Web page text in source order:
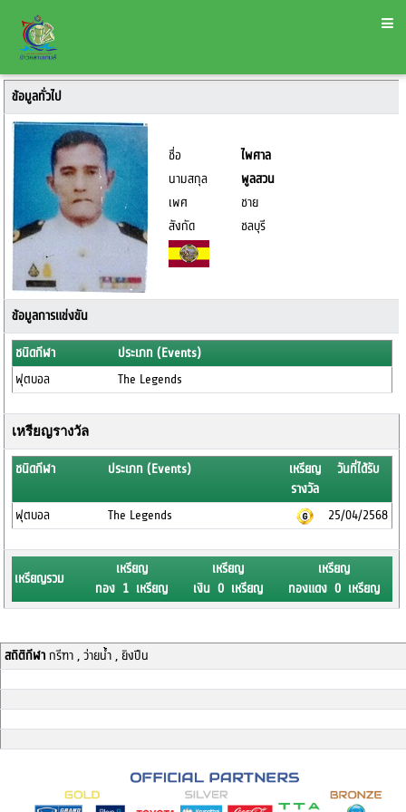
ข้อมูลทั่วไป
ชื่อ
ไพศาล
นามสกุล
พูลสวน
เพศ
ชาย
สังกัด
ชลบุรี
ข้อมูลการแข่งขัน
ชนิดกีฬา
ประเภท (Events)
ฟุตบอล
The Legends
เหรียญรางวัล
ชนิดกีฬา ประเภท (Events)
เหรียญ
รางวัล
วันที่ได้รับ
ฟุตบอล The Legends 25/04/2568
เหรียญรวม
เหรียญ
ทอง 1 เหรียญ
เหรียญ
เงิน 0 เหรียญ
เหรียญ
ทองแดง 0 เหรียญ
สถิติกีฬากรีฑา , ว่ายน้ำ , ยิงปืน